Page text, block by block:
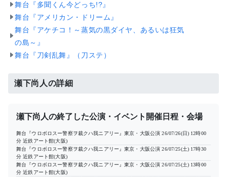
舞台『多聞くん今どっち!?』
舞台『アメリカン・ドリーム』
舞台『アケチコ！～蒸気の黒ダイヤ、あるいは狂気
の島～』
舞台『刀剣乱舞』（刀ステ）
瀬下尚人の詳細
瀬下尚人の終了した公演・イベント開催日程・会場
舞台『ウロボロスー警察ヲ裁クハ我ニアリー』東京・大阪公演 26/07/26(日) 12時00
分 近鉄アート館(大阪)
舞台『ウロボロスー警察ヲ裁クハ我ニアリー』東京・大阪公演 26/07/25(土) 17時30
分 近鉄アート館(大阪)
舞台『ウロボロスー警察ヲ裁クハ我ニアリー』東京・大阪公演 26/07/25(土) 13時00
分 近鉄アート館(大阪)